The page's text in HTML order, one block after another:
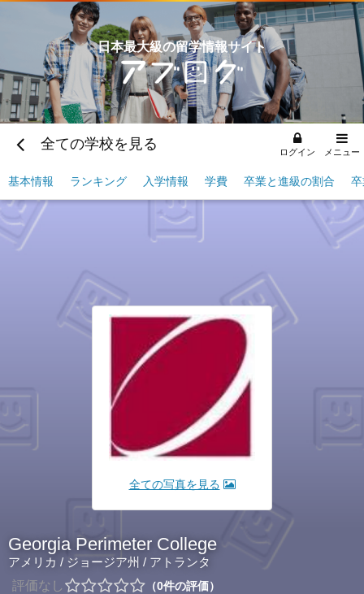
日本最大級の留学情報サイト
全ての学校を見る ログイン メニュー
基本情報 ランキング 入学情報 学費 卒業と進級の割合
全ての写真を見る
Georgia Perimeter College
アメリカ / ジョージア州 / アトランタ
評価なし
0件の評価